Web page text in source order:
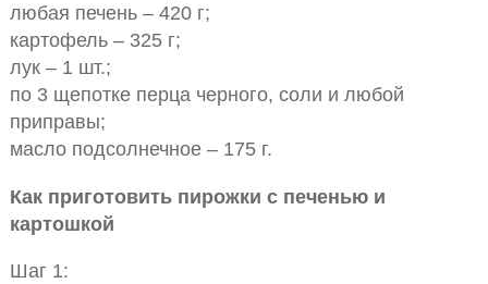
любая печень – 420 г;
картофель – 325 г;
лук – 1 шт.;
по 3 щепотке перца черного, соли и любой
приправы;
масло подсолнечное – 175 г.
Как приготовить пирожки с печенью и
картошкой
Шаг 1: